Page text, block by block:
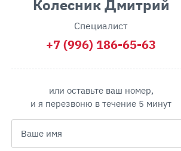
Колесник Дмитрий
Специалист
+7 (996) 186-65-63
или оставьте ваш номер,
и я перезвоню в течение 5 минут